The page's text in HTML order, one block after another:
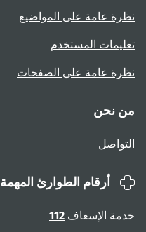
نظرة عامة على المواضيع
تعليمات المستخدم
نظرة عامة على الصفحات
من نحن
التواصل
أرقام الطوارئ المهمة
خدمة الإسعاف 112